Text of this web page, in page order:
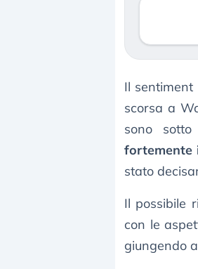
Il sentiment
scorsa a
sono
fortemente
stato
Il possibile
con le
giungendo